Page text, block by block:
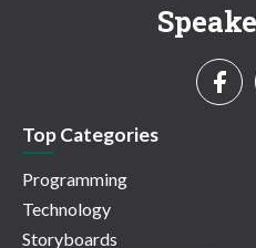
Top Categories
Programming
Technology
Storyboards